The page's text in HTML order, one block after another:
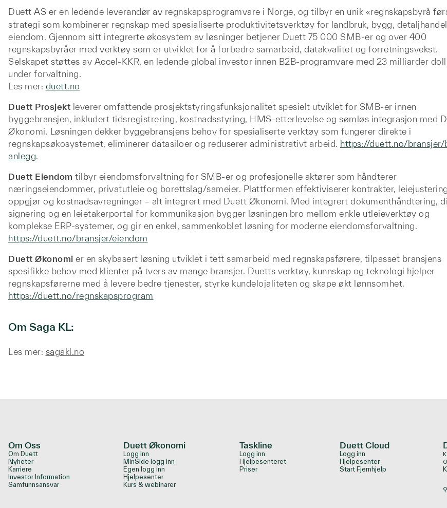
Duett AS er en ledende leverandør av regnskapsprogramvare i Norge, og tilbyr en unik «regnskapsbyrå
strategi som kombinerer regnskap med spesialiserte produktivitetsverktøy for landbruk, bygg,
eiendom. Gjennom sitt integrerte økosystem av løsninger betjener Duett 75 000 SMB-er og over 400
regnskapsbyråer med verktøy som er utviklet for å forbedre samarbeid, datakvalitet og forretningsvekst.
Selskapet støttes av Accel-KKR, en ledende global investor innen B2B-programvare med 23 milliarder
under forvaltning.
Les mer: duett.no
Duett Prosjekt leverer omfattende prosjektstyringsfunksjonalitet spesielt utviklet for SMB-er innen
byggebransjen, inkludert tidsregistrering, kostnadsstyring, HMS-etterlevelse og sømløs integrasjon med
Økonomi. Løsningen dekker byggebransjens behov for spesialiserte verktøy som fungerer direkte i
regnskapsøkosystemet, eliminerer datasiloer og reduserer administrativt arbeid. https://duett.no/bransjer/
anlegg.
Duett Eiendom tilbyr eiendomsforvaltning for SMB-er og profesjonelle aktører som håndterer
næringseiendommer, privatutleie og borettslag/sameier. Plattformen effektiviserer kontrakter,
oppgjør og kostnadsavregninger – alt integrert med Duett Økonomi. Med integrert dokumenthåndtering,
signering og en leietakerportal for kommunikasjon bygger løsningen bro mellom enkle utleieverktøy og
komplekse ERP-systemer, og gir en enkel, sammenkoblet løsning for moderne eiendomsforvaltning.
https://duett.no/bransjer/eiendom
Duett Økonomi er en skybasert løsning utviklet i tett samarbeid med regnskapsførere, tilpasset bransjens
spesifikke behov med klienter på tvers av mange bransjer. Duetts verktøy, kunnskap og teknologi hjelper
regnskapsførerne med å levere bedre tjenester, styrke kundelojaliteten og skape økt lønnsomhet.
https://duett.no/regnskapsprogram
Om Saga KL:
Les mer: sagakl.no
Om Oss
Om Duett
Nyheter
Karriere
Investor Information
Samfunnsansvar
Duett Økonomi
Logg inn
MinSide logg inn
Egen logg inn
Hjelpesenter
Kurs & webinarer
Taskline
Logg inn
Hjelpesenteret
Priser
Duett Cloud
Logg inn
Hjelpesenter
Start Fjernhjelp